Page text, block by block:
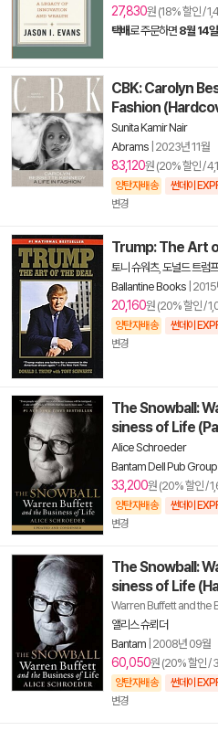
27,830원 (18% 할인 /
택배로 주문하면 8월 14
CBK: Carolyn
Fashion
Sunita Kamir Nair
Abrams 2023년 11월
83,120원 (20% 할인 /
양탄자배송 썬데이
변경
Trump: The Art
토니 슈워츠, 도널드 트럼프
Ballantine Books 2015
20,160원 (20% 할인 /
양탄자배송 썬데이
변경
The Snowball:
siness of Life
Alice Schroeder
Bantam Dell Pub Group
33,200원 (20% 할인 /
양탄자배송 썬데이
변경
The Snowball:
siness of Life
Warren Buffett and the
앨리스 슈뢰더
Bantam 2008년 09월
60,050원 (20% 할인 /
양탄자배송 썬데이
변경